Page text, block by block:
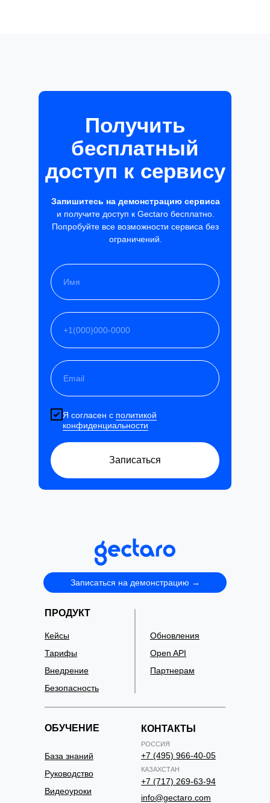
Получить
бесплатный
доступ к сервису
Запишитесь на демонстрацию сервиса
и получите доступ к Gectaro бесплатно.
Попробуйте все возможности сервиса без
ограничений.
Я согласен с политикой
конфиденциальности
Записаться
ПРОДУКТ
Внедрение
Безопасность
Обновления
ОБУЧЕНИЕ
Руководство
Видеоуроки
Open API
КОНТАКТЫ
+7 (495) 966-40-05
info@gectaro.com
Кейсы
Тарифы
База знаний
Партнерам
+7 (717) 269-63-94
Записаться на демонстрацию →
РОССИЯ
КАЗАХСТАН